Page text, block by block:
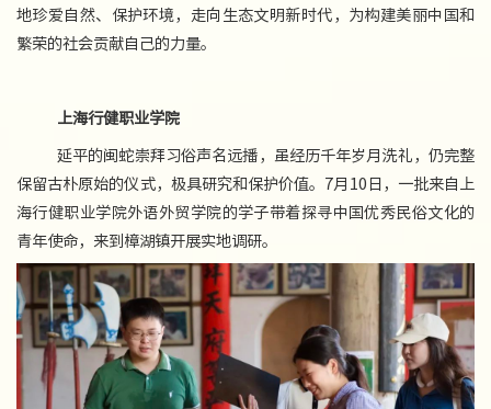
地珍爱自然、保护环境，走向生态文明新时代，为构建美丽中国和
繁荣的社会贡献自己的力量。
上海行健职业学院
延平的闽蛇崇拜习俗声名远播，虽经历千年岁月洗礼，仍完整
保留古朴原始的仪式，极具研究和保护价值。7月10日，一批来自上
海行健职业学院外语外贸学院的学子带着探寻中国优秀民俗文化的
青年使命，来到樟湖镇开展实地调研。